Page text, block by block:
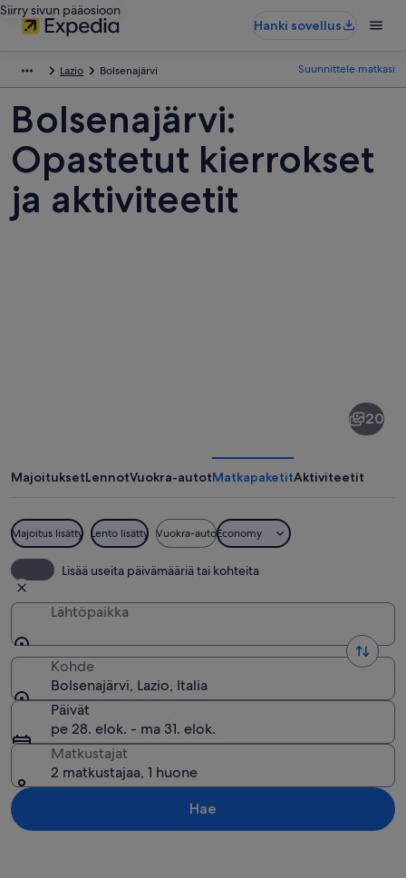
Siirry sivun pääosioon
Hanki sovellus
Lazio Bolsenajärvi Suunnittele matkasi
Bolsenajärvi:
Opastetut kierrokset
ja aktiviteetit
20
MajoituksetLennotVuokra-autotMatkapaketitAktiviteetit
Majoitus lisätty Lento lisätty Vuokra-autoEconomy
Lisää useita päivämääriä tai kohteita
Lähtöpaikka
Kohde
Bolsenajärvi, Lazio, Italia
Päivät
pe 28. elok. - ma 31. elok.
Matkustajat
2 matkustajaa, 1 huone
Hae